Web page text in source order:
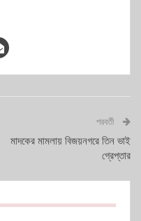
পরবর্তী
মাদকের মামলায় বিজয়নগরে তিন ভাই
গ্রেপ্তার